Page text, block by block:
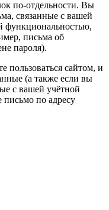
по-отдельности. Вы
связанные с вашей
функциональностью,
письма об
пароля).
пользоваться сайтом, и
(а также если вы
с вашей учётной
по адресу